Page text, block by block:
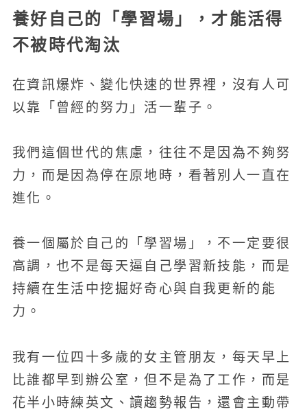
養好自己的「學習場」，才能活得
不被時代淘汰
在資訊爆炸、變化快速的世界裡，沒有人可
以靠「曾經的努力」活一輩子。
我們這個世代的焦慮，往往不是因為不夠努
力，而是因為停在原地時，看著別人一直在
進化。
養一個屬於自己的「學習場」，不一定要很
高調，也不是每天逼自己學習新技能，而是
持續在生活中挖掘好奇心與自我更新的能
力。
我有一位四十多歲的女主管朋友，每天早上
比誰都早到辦公室，但不是為了工作，而是
花半小時練英文、讀趨勢報告，還會主動帶